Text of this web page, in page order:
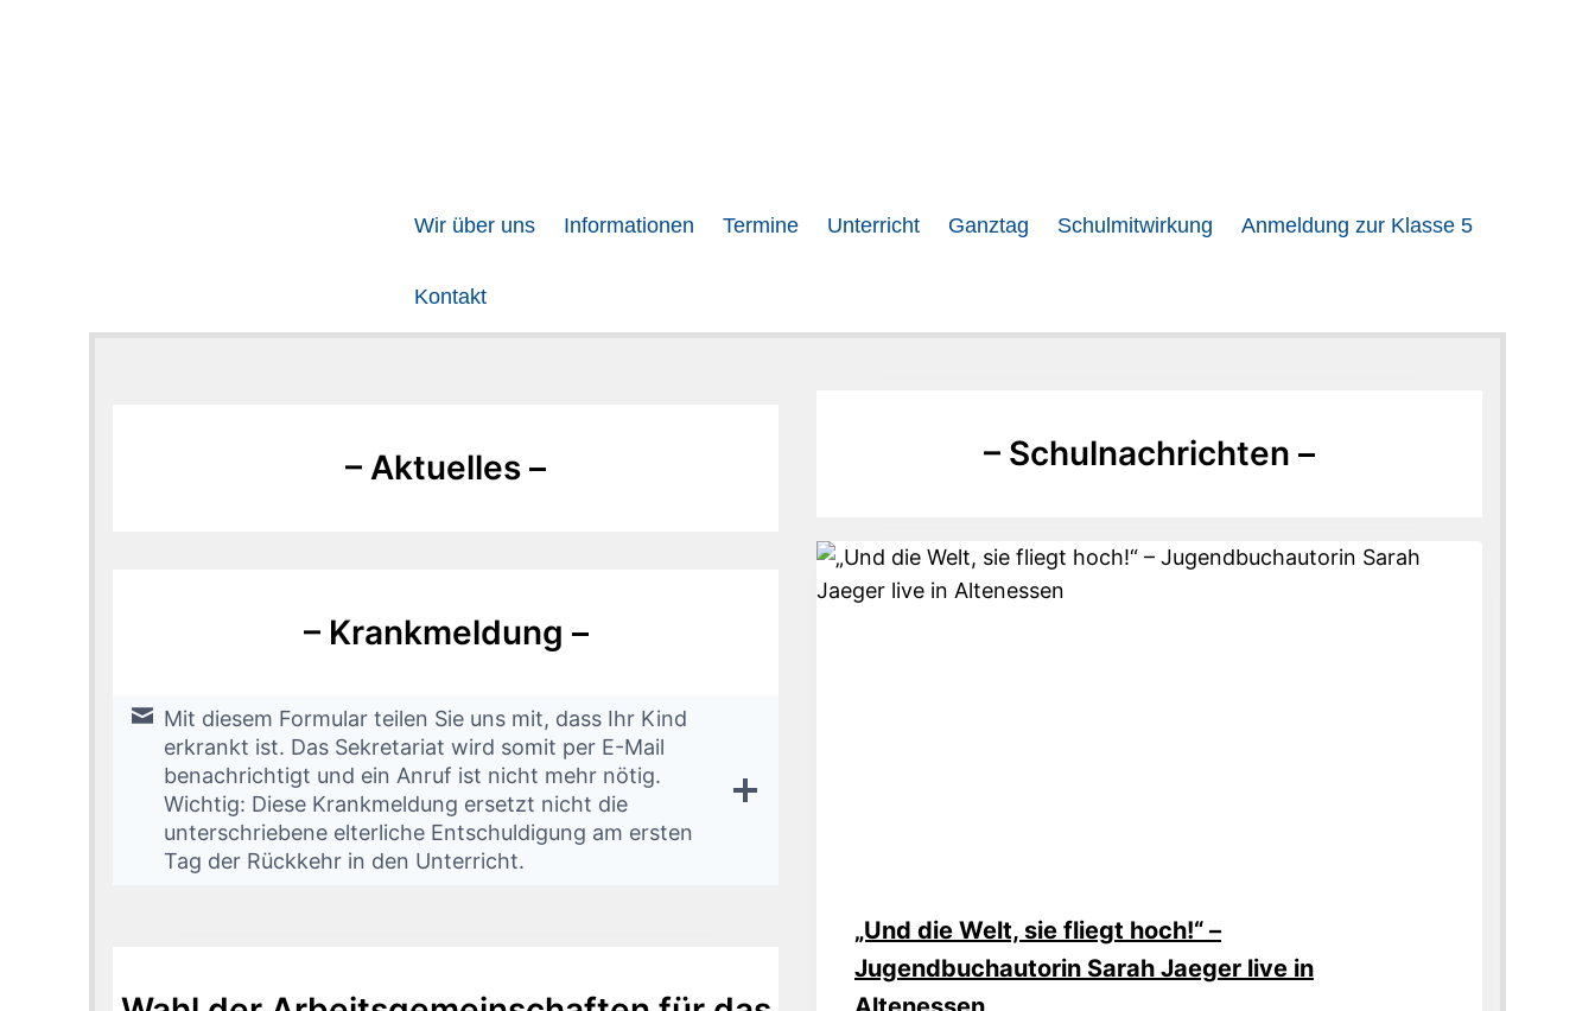
Wir über uns Informationen Termine Unterricht Ganztag Schulmitwirkung Anmeldung zur Klasse 5
Kontakt
– Aktuelles –
– Krankmeldung –
Mit diesem Formular teilen Sie uns mit, dass Ihr Kind
erkrankt ist. Das Sekretariat wird somit per E-Mail
benachrichtigt und ein Anruf ist nicht mehr nötig.
Wichtig: Diese Krankmeldung ersetzt nicht die
unterschriebene elterliche Entschuldigung am ersten
Tag der Rückkehr in den Unterricht.
– Schulnachrichten –
„Und die Welt, sie fliegt hoch!“ –
Jugendbuchautorin Sarah Jaeger live in